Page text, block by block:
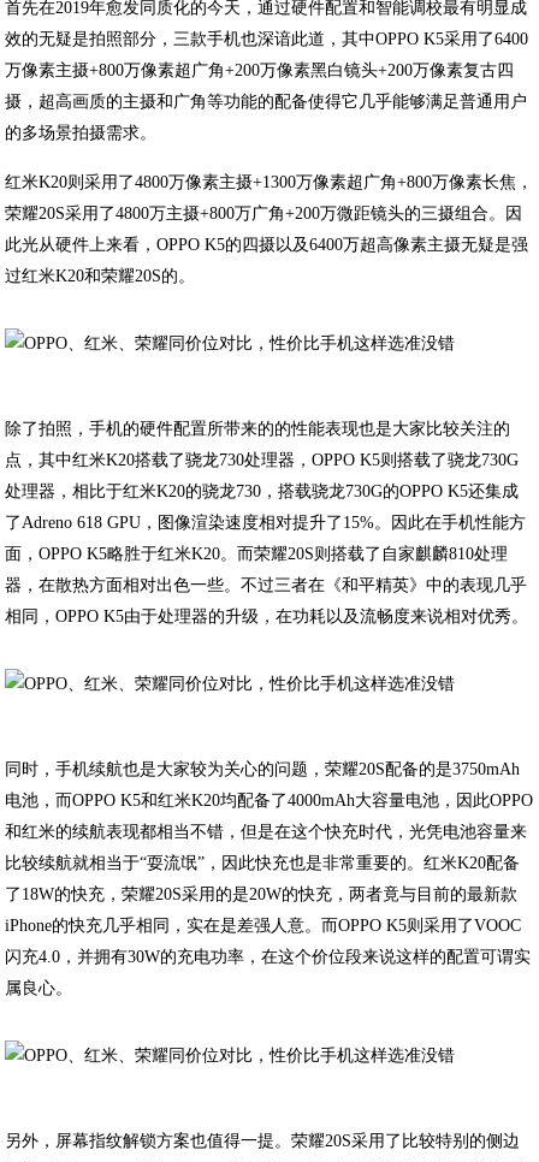
首先在2019年愈发同质化的今天，通过硬件配置和智能调校最有明显成
效的无疑是拍照部分，三款手机也深谙此道，其中OPPO K5采用了6400
万像素主摄+800万像素超广角+200万像素黑白镜头+200万像素复古四
摄，超高画质的主摄和广角等功能的配备使得它几乎能够满足普通用户
的多场景拍摄需求。
红米K20则采用了4800万像素主摄+1300万像素超广角+800万像素长焦，
荣耀20S采用了4800万主摄+800万广角+200万微距镜头的三摄组合。因
此光从硬件上来看，OPPO K5的四摄以及6400万超高像素主摄无疑是强
过红米K20和荣耀20S的。
除了拍照，手机的硬件配置所带来的的性能表现也是大家比较关注的
点，其中红米K20搭载了骁龙730处理器，OPPO K5则搭载了骁龙730G
处理器，相比于红米K20的骁龙730，搭载骁龙730G的OPPO K5还集成
了Adreno 618 GPU，图像渲染速度相对提升了15%。因此在手机性能方
面，OPPO K5略胜于红米K20。而荣耀20S则搭载了自家麒麟810处理
器，在散热方面相对出色一些。不过三者在《和平精英》中的表现几乎
相同，OPPO K5由于处理器的升级，在功耗以及流畅度来说相对优秀。
同时，手机续航也是大家较为关心的问题，荣耀20S配备的是3750mAh
电池，而OPPO K5和红米K20均配备了4000mAh大容量电池，因此OPPO
和红米的续航表现都相当不错，但是在这个快充时代，光凭电池容量来
比较续航就相当于“耍流氓”，因此快充也是非常重要的。红米K20配备
了18W的快充，荣耀20S采用的是20W的快充，两者竟与目前的最新款
iPhone的快充几乎相同，实在是差强人意。而OPPO K5则采用了VOOC
闪充4.0，并拥有30W的充电功率，在这个价位段来说这样的配置可谓实
属良心。
另外，屏幕指纹解锁方案也值得一提。荣耀20S采用了比较特别的侧边